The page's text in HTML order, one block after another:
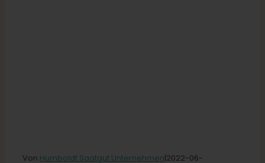
Von Humboldt Saatgut Unternehmen|2022-06-